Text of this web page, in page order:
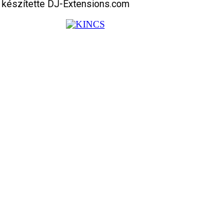
készítette DJ-Extensions.com